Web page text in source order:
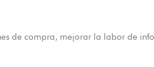
de compra, mejorar la labor de